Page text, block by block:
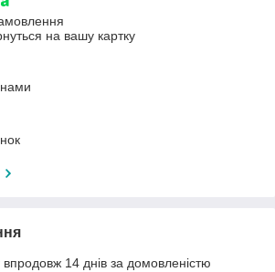
на вашу картку
14 днів за домовленістю